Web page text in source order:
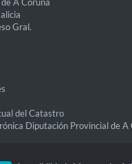
Gral.
del Catastro
Diputación Provincial de A